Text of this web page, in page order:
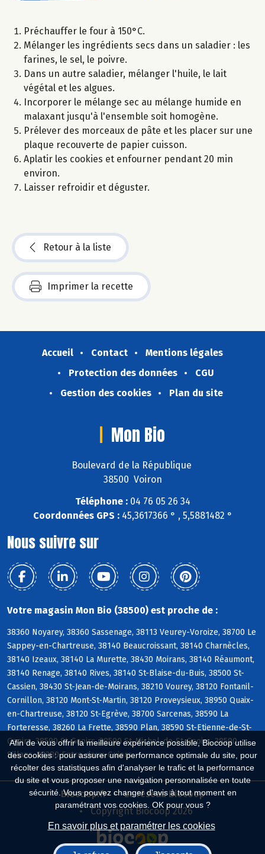
Afin de vous offrir la meilleure expérience possible, Biocoop utilise
des cookies : pour assurer une performance optimale du site, pour
récolter des statistiques afin d'analyser le trafic et la performance
du site et vous proposer une navigation personnalisée en toute
sécurité. Vous pouvez changer d'avis à tout moment en
paramétrant vos cookies. OK pour vous ?
En savoir plus et paramétrer les cookies
Préchauffer le four à 150°C.
Mélanger les ingrédients secs dans un saladier : les
farines, le sel, le poivre.
Dans un autre saladier, mélanger l'huile, le lait
végétal et les algues.
Incorporer le mélange sec au mélange humide en
malaxant jusqu'à l'ensemble soit homogène.
Prélever des morceaux de pâte et les placer sur une
plaque recouverte de papier cuisson.
Aplatir les cookies et enfourner pendant 20 min
environ.
Laisser refroidir et déguster.
Retour à la liste
Imprimer la recette
Accueil Contact
Mentions légales
Protection des données
CGU
Gestion des cookies
Plan du site
Mon Bio
Boulevard de la République
38500 Voiron
Téléphone :04 76 05 26 34
Coordonnées GPS :45,3617366 ° , 5,5881482 °
Nous suivre sur
Votre magasin Mon Bio (38500) est proche de :
38360 Noyarey, 38360 Sassenage, 38113 Veurey-Voroize, 38700 Le
Sappey-en-Chartreuse, 38140 Beaucroissant, 38140 Charnècles,
38140 Izeaux, 38140 La Murette, 38430 Moirans, 38140 Réaumont,
38140 Renage, 38140 Rives, 38140 St-Blaise-du-Buis, 38500 St-
Cassien, 38430 St-Jean-de-Moirans, 38210 Vourey, 38120 Fontanil-
Cornillon, 38120 Mont-St-Martin, 38120 Proveysieux, 38950 Quaix-
en-Chartreuse, 38120 St-Egrève, 38700 Sarcenas, 38590 La
Forteresse, 38260 La Frette, 38590 Plan, 38590 St-Etienne-de-St-
Geoirs, 38590 St-Geoirs, 38590 St-Michel-de-St-Geoirs, 38590
Sillans, 38380 Entre-deux-Guiers
Biocoop.fr
Le réseau Biocoop
Copyright Biocoop 2026